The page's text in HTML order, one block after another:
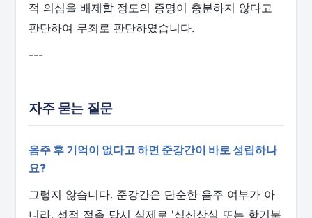
적 의심을 배제할 정도의 증명이 충분하지 않다고
판단하여 무죄로 판단하였습니다.
---
자주 묻는 질문
음주 후 기억이 없다고 하면 준강간이 바로 성립하나
요?
그렇지 않습니다. 준강간은 단순한 음주 여부가 아
니라, 성적 접촉 당시 실제로 '심신상실 또는 항거불